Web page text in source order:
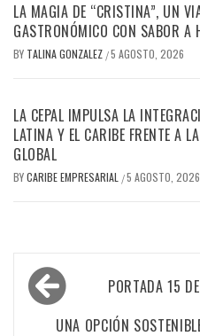
LA MAGIA DE “CRISTINA”, UN
GASTRONÓMICO CON SABOR A
BY TALINA GONZALEZ /5 AGOSTO, 2026
LA CEPAL IMPULSA LA
LATINA Y EL CARIBE FRENTE A
GLOBAL
BYCARIBE EMPRESARIAL /5 AGOSTO, 2026
Navegación
de
PORTADA 15
UNA OPCIÓN